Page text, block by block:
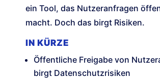
ein Tool, das Nutzeranfragen
macht. Doch das birgt Risiken.
IN KÜRZE
Öffentliche Freigabe von
birgt Datenschutzrisiken